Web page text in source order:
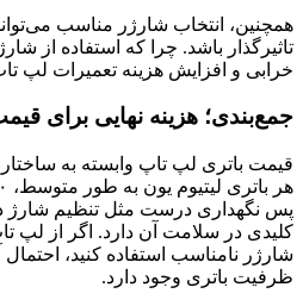
همچنین، انتخاب شارژر مناسب
تاثیرگذار باشد. چرا که استفاده از
خرابی و افزایش هزینه تعمیرات لپ
جمع‌بندی؛ هزینه نهایی برای
قیمت باتری لپ تاپ وابسته به
کلیدی در سلامت آن دارد. اگر از لپ
شارژر نامناسب استفاده کنید،
ظرفیت باتری وجود دارد.